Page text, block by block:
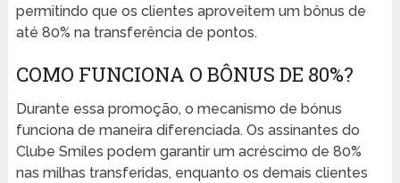
permitindo que os clientes aproveitem um bônus de
até 80% na transferência de pontos.
COMO FUNCIONA O BÔNUS DE 80%?
Durante essa promoção, o mecanismo de bónus
funciona de maneira diferenciada. Os assinantes do
Clube Smiles podem garantir um acréscimo de 80%
nas milhas transferidas, enquanto os demais clientes